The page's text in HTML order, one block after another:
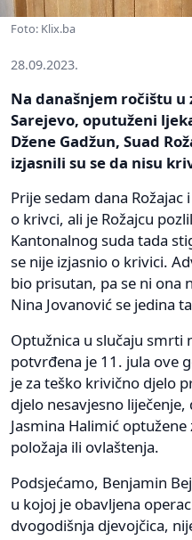
Foto: Klix.ba
28.09.2023.
Na današnjem ročištu
Sarejevo, oputuženi
Džene Gadžun, Suad
izjasnili su se da nisu
Prije sedam dana
o krivci, ali je Rožajcu
Kantonalnog suda tada
se nije izjasnio o krivici.
bio prisutan, pa se ni ona
Nina Jovanović se jedina
Optužnica u slučaju smrti
potvrđena je 11. jula ove
je za teško krivično djelo
djelo nesavjesno
Jasmina Halimić
položaja ili ovlaštenja.
Podsjećamo, Benjamin
u kojoj je obavljena
dvogodišnja djevojčica,